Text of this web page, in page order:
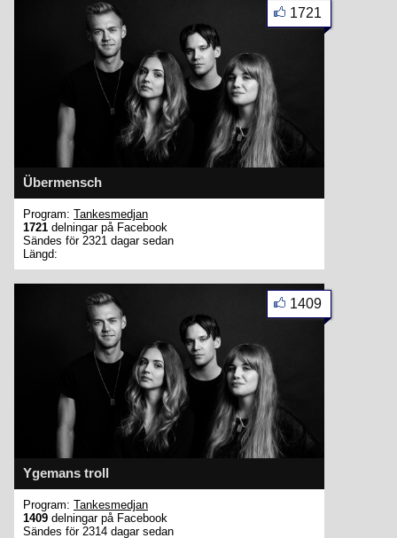
Übermensch
1721
Program: Tankesmedjan
1721 delningar på Facebook
Sändes för 2321 dagar sedan
Längd:
Ygemans troll
1409
Program: Tankesmedjan
1409 delningar på Facebook
Sändes för 2314 dagar sedan